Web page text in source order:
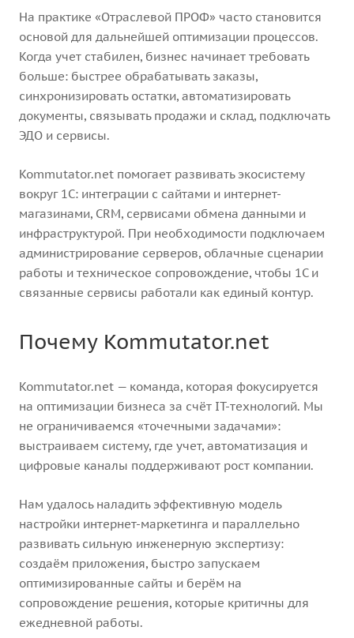
На практике «Отраслевой ПРОФ» часто становится
основой для дальнейшей оптимизации процессов.
Когда учет стабилен, бизнес начинает требовать
больше: быстрее обрабатывать заказы,
синхронизировать остатки, автоматизировать
документы, связывать продажи и склад, подключать
ЭДО и сервисы.
Kommutator.net помогает развивать экосистему
вокруг 1С: интеграции с сайтами и интернет-
магазинами, CRM, сервисами обмена данными и
инфраструктурой. При необходимости подключаем
администрирование серверов, облачные сценарии
работы и техническое сопровождение, чтобы 1С и
связанные сервисы работали как единый контур.
Почему Kommutator.net
Kommutator.net — команда, которая фокусируется
на оптимизации бизнеса за счёт IT-технологий. Мы
не ограничиваемся «точечными задачами»:
выстраиваем систему, где учет, автоматизация и
цифровые каналы поддерживают рост компании.
Нам удалось наладить эффективную модель
настройки интернет-маркетинга и параллельно
развивать сильную инженерную экспертизу:
создаём приложения, быстро запускаем
оптимизированные сайты и берём на
сопровождение решения, которые критичны для
ежедневной работы.